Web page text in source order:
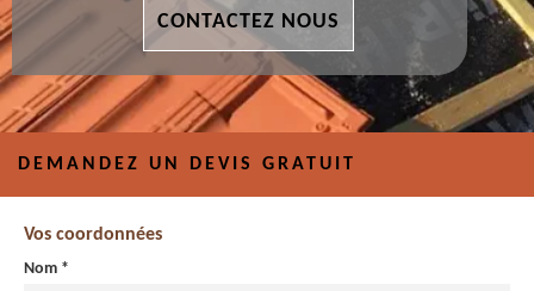
CONTACTEZ NOUS
DEMANDEZ UN DEVIS GRATUIT
Vos coordonnées
Nom *